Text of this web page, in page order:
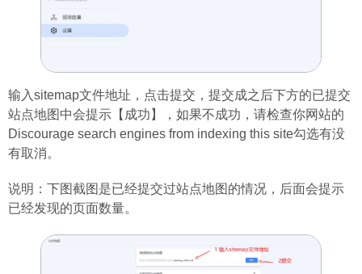
输入sitemap文件地址，点击提交，提交成之后下方的已提交
站点地图中会提示【成功】，如果不成功，请检查你网站的
Discourage search engines from indexing this site勾选有没
有取消。
说明：下图截图是已经提交过站点地图的情况，后面会提示
已经发现的页面数量。